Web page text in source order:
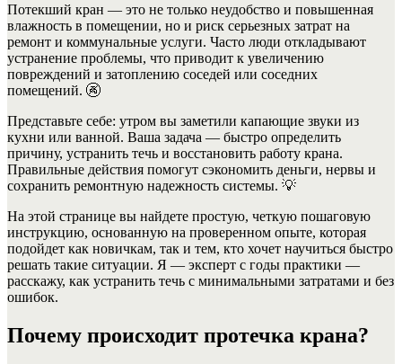
Потекший кран — это не только неудобство и повышенная
влажность в помещении, но и риск серьезных затрат на
ремонт и коммунальные услуги. Часто люди откладывают
устранение проблемы, что приводит к увеличению
повреждений и затоплению соседей или соседних
помещений. 🚱
Представьте себе: утром вы заметили капающие звуки из
кухни или ванной. Ваша задача — быстро определить
причину, устранить течь и восстановить работу крана.
Правильные действия помогут сэкономить деньги, нервы и
сохранить ремонтную надежность системы. 💡
На этой странице вы найдете простую, четкую пошаговую
инструкцию, основанную на проверенном опыте, которая
подойдет как новичкам, так и тем, кто хочет научиться быстро
решать такие ситуации. Я — эксперт с годы практики —
расскажу, как устранить течь с минимальными затратами и без
ошибок.
Почему происходит протечка крана?